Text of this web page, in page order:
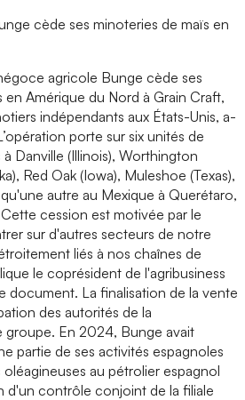
cède ses minoteries de maïs en
agricole Bunge cède ses
en Amérique du Nord à Grain Craft,
indépendants aux États-Unis, a-
porte sur six unités de
Danville (Illinois), Worthington
Red Oak (Iowa), Muleshoe (Texas),
autre au Mexique à Querétaro,
cession est motivée par le
sur d'autres secteurs de notre
liés à nos chaînes de
le coprésident de l'agribusiness
document. La finalisation de la vente
des autorités de la
En 2024, Bunge avait
partie de ses activités espagnoles
au pétrolier espagnol
d'un contrôle conjoint de la filiale